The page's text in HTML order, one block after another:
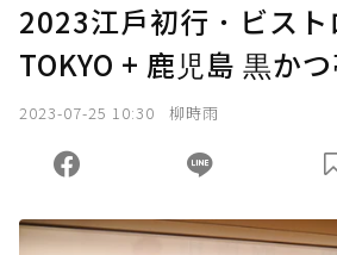
2023江戶初行．ビスト
TOKYO + 鹿児島 黒かつ
2023-07-25 10:30 柳時雨